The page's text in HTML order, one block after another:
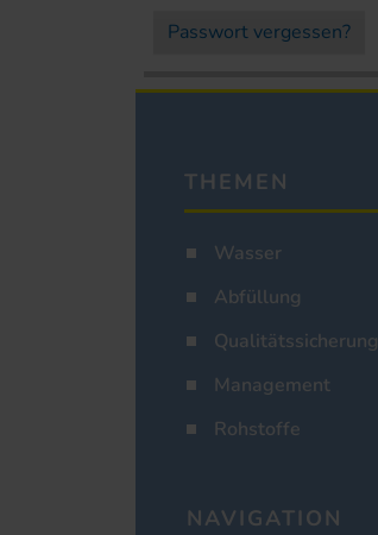
Passwort vergessen?
THEMEN
Wasser
Abfüllung
Qualitätssicherung
Management
Rohstoffe
NAVIGATION